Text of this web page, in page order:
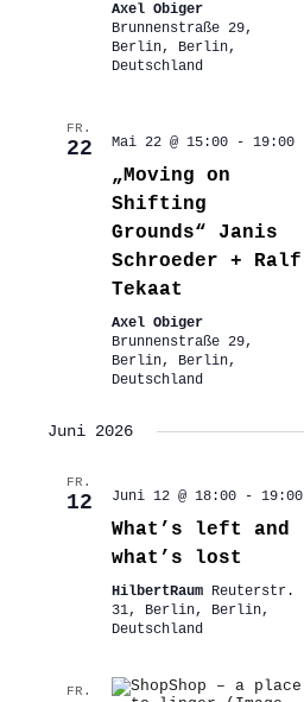
Axel Obiger
Brunnenstraße 29,
Berlin, Berlin,
Deutschland
FR.
22 Mai 22 @ 15:00- 19:00
„Moving on
Shifting
Grounds“ Janis
Schroeder + Ralf
Tekaat
Axel Obiger
Brunnenstraße 29,
Berlin, Berlin,
Deutschland
Juni 2026
FR.
12 Juni 12 @ 18:00- 19:00
What’s left and
what’s lost
HilbertRaum Reuterstr.
31, Berlin, Berlin,
Deutschland
FR.